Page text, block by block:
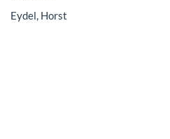
Eydel, Horst